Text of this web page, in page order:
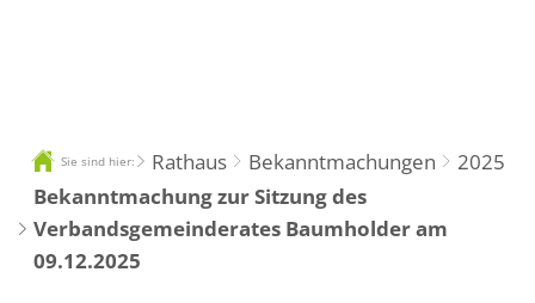
Sie sind hier: Rathaus Bekanntmachungen
2025
Bekanntmachung zur Sitzung des
Verbandsgemeinderates Baumholder am
09.12.2025